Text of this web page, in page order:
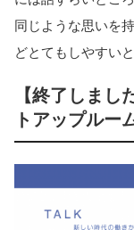
同じような思いを
どとてもしやすい
【終了しまし
トアップルー